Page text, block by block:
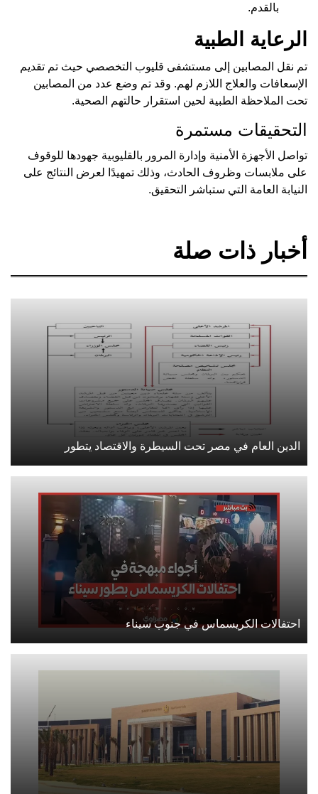
بالقدم.
الرعاية الطبية
تم نقل المصابين إلى مستشفى قليوب التخصصي حيث تم تقديم
الإسعافات والعلاج اللازم لهم. وقد تم وضع عدد من المصابين
تحت الملاحظة الطبية لحين استقرار حالتهم الصحية.
التحقيقات مستمرة
تواصل الأجهزة الأمنية وإدارة المرور بالقليوبية جهودها للوقوف
على ملابسات وظروف الحادث، وذلك تمهيدًا لعرض النتائج على
النيابة العامة التي ستباشر التحقيق.
أخبار ذات صلة
الدين العام في مصر تحت السيطرة والاقتصاد يتطور
احتفالات الكريسماس في جنوب سيناء